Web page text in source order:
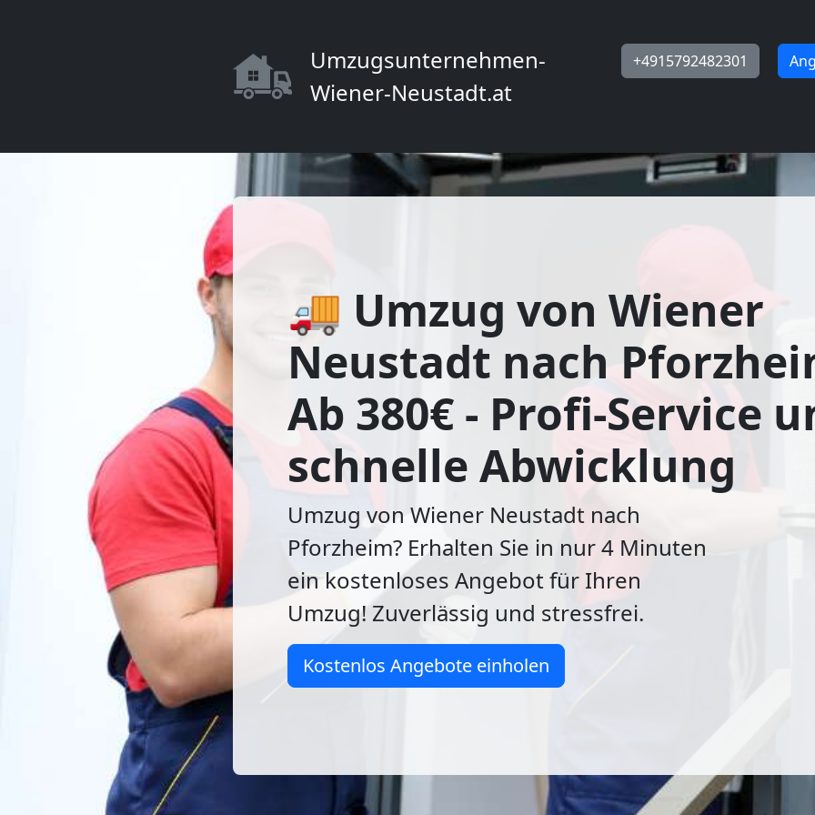
Umzugsunternehmen-
Wiener-Neustadt.at
+4915792482301
🚚 Umzug von Wiener
Neustadt nach
Ab 380€ - Profi-Service
schnelle Abwicklung
Umzug von Wiener Neustadt nach
Pforzheim? Erhalten Sie in nur 4 Minuten
ein kostenloses Angebot für Ihren
Umzug! Zuverlässig und stressfrei.
Kostenlos Angebote einholen